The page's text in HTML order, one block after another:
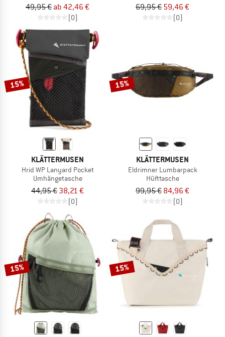
49,95 € ab 42,46 €
(0)
69,95 € 59,46 €
(0)
15%
KLÄTTERMUSEN
Hrid WP Lanyard Pocket
Umhängetasche
44,95 € 38,21 €
(0)
15%
KLÄTTERMUSEN
Eldrimner Lumbarpack
Hüfttasche
99,95 € 84,96 €
(0)
15% 15%